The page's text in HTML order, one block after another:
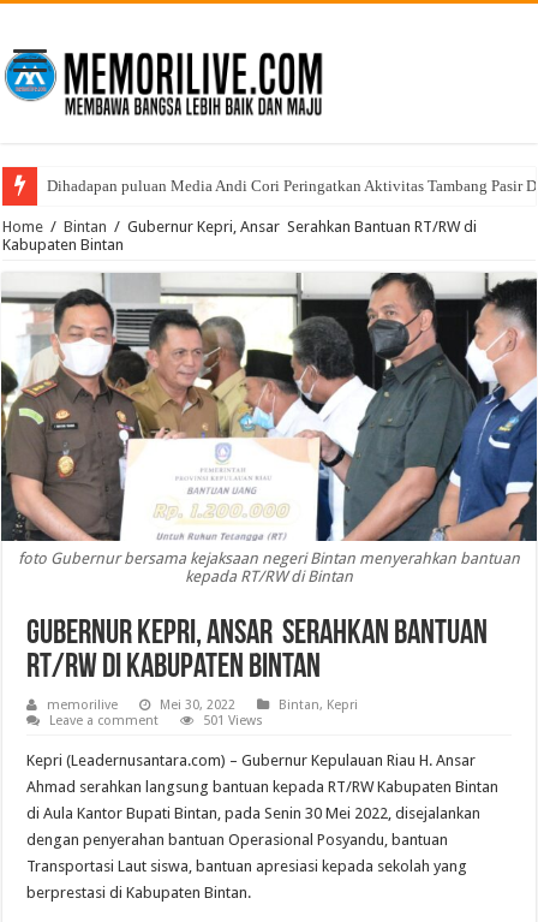
Dihadapan puluan Media Andi Cori Peringatkan Aktivitas Tambang Pasir
Home / Bintan / Gubernur Kepri, Ansar Serahkan Bantuan RT/RW di
Kabupaten Bintan
foto Gubernur bersama kejaksaan negeri Bintan menyerahkan bantuan
kepada RT/RW di Bintan
Gubernur Kepri, Ansar Serahkan Bantuan
RT/RW di Kabupaten Bintan
memorilive Mei 30, 2022 Bintan, Kepri
Leave a comment
501 Views
Kepri (Leadernusantara.com) – Gubernur Kepulauan Riau H. Ansar
Ahmad serahkan langsung bantuan kepada RT/RW Kabupaten Bintan
di Aula Kantor Bupati Bintan, pada Senin 30 Mei 2022, disejalankan
dengan penyerahan bantuan Operasional Posyandu, bantuan
Transportasi Laut siswa, bantuan apresiasi kepada sekolah yang
berprestasi di Kabupaten Bintan.